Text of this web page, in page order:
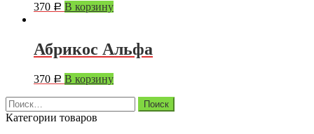
370 Р В корзину
Абрикос Альфа
370 Р В корзину
Найти:
Категории товаров